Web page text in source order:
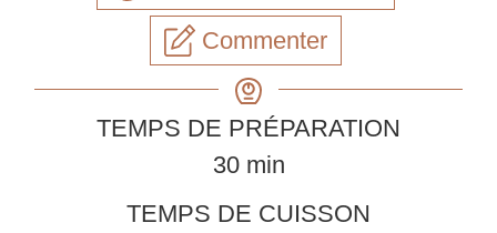
Commenter
TEMPS DE PRÉPARATION
30minutes
min
TEMPS DE CUISSON